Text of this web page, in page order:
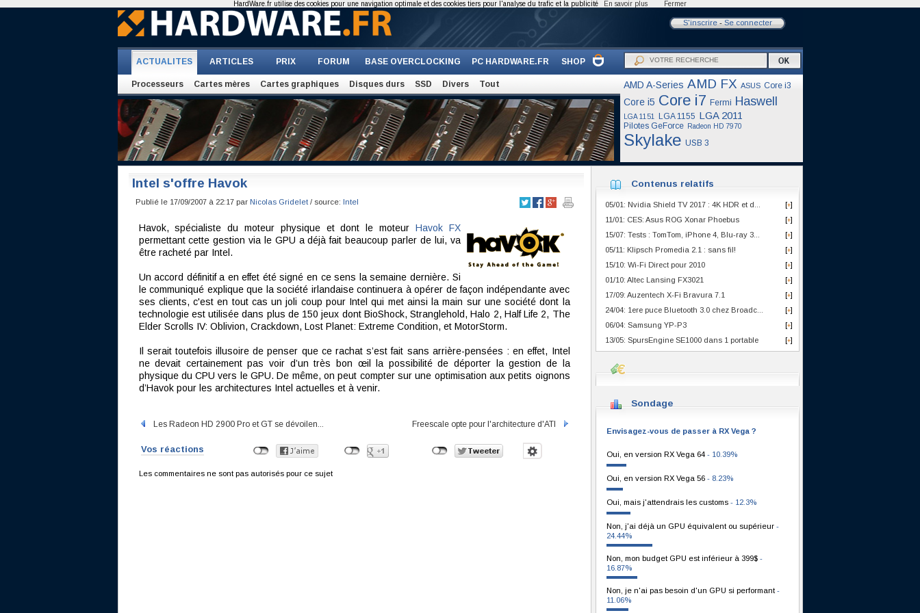
S'inscrire- Se connecter
ACTUALITES ARTICLES PRIX FORUM BASE OVERCLOCKING PC HARDWARE.FR SHOP
Processeurs Cartes mères Cartes graphiques Disques durs SSD Divers Tout AMD A-Series AMD FX ASUS Core i3
Core i5 Core i7 Fermi Haswell
LGA 1151 LGA 1155 LGA 2011
Pilotes GeForce Radeon HD 7970
Skylake USB 3
Intel s'offre Havok
Publié le 17/09/2007 à 22:17 par Nicolas Gridelet/ source: Intel
Havok, spécialiste du moteur physique et dont le moteur Havok FX
permettant cette gestion via le GPU a déjà fait beaucoup parler de lui, va
être racheté par Intel.
Un accord définitif a en effet été signé en ce sens la semaine dernière. Si
le communiqué explique que la société irlandaise continuera à opérer de façon indépendante avec
ses clients, c'est en tout cas un joli coup pour Intel qui met ainsi la main sur une société dont la
technologie est utilisée dans plus de 150 jeux dont BioShock, Stranglehold, Halo 2, Half Life 2, The
Elder Scrolls IV: Oblivion, Crackdown, Lost Planet: Extreme Condition, et MotorStorm.
Il serait toutefois illusoire de penser que ce rachat s’est fait sans arrière-pensées : en effet, Intel
ne devait certainement pas voir d’un très bon œil la possibilité de déporter la gestion de la
physique du CPU vers le GPU. De même, on peut compter sur une optimisation aux petits oignons
d’Havok pour les architectures Intel actuelles et à venir.
Les Radeon HD 2900 Pro et GT se dévoilen... Freescale opte pour l'architecture d'ATI
Vos réactions
Les commentaires ne sont pas autorisés pour ce sujet
Contenus relatifs
[+]
05/01: Nvidia Shield TV 2017 : 4K HDR et d...
[+]
11/01: CES: Asus ROG Xonar Phoebus
[+]
15/07: Tests : TomTom, iPhone 4, Blu-ray 3...
[+]
05/11: Klipsch Promedia 2.1 : sans fil!
[+]
15/10: Wi-Fi Direct pour 2010
[+]
01/10: Altec Lansing FX3021
[+]
17/09: Auzentech X-Fi Bravura 7.1
[+]
24/04: 1ere puce Bluetooth 3.0 chez Broadc...
[+]
06/04: Samsung YP-P3
[+]
13/05: SpursEngine SE1000 dans 1 portable
Sondage
Envisagez-vous de passer à RX Vega ?
Oui, en version RX Vega 64 - 10.39%
Oui, en version RX Vega 56 - 8.23%
Oui, mais j'attendrais les customs - 12.3%
Non, j'ai déjà un GPU équivalent ou supérieur -
24.44%
Non, mon budget GPU est inférieur à 399$ -
16.87%
Non, je n'ai pas besoin d'un GPU si performant -
11.06%
HardWare.fr utilise des cookies pour une navigation optimale et des cookies tiers pour l'analyse du trafic et la publicité En savoir plus Fermer